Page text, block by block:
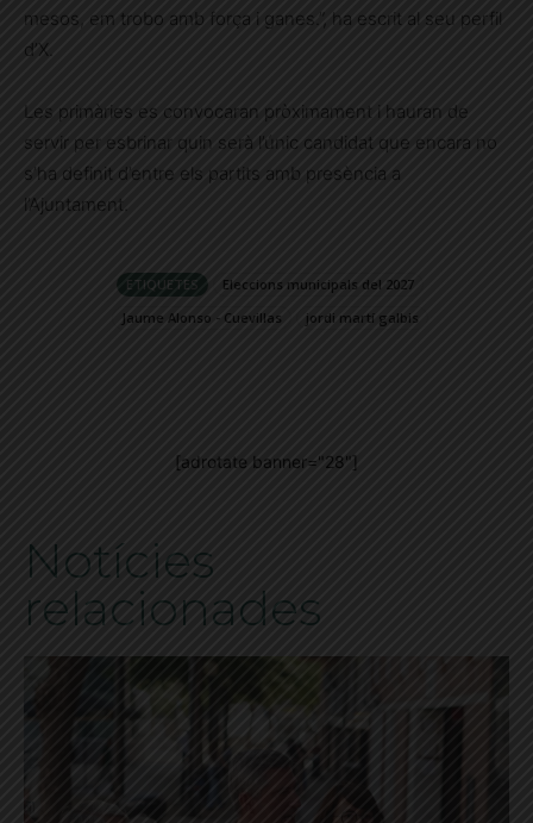
mesos, em trobo amb força i ganes.”, ha escrit al seu perfil
d’X.
Les primàries es convocaran pròximament i hauran de
servir per esbrinar quin serà l’únic candidat que encara no
s’ha definit d’entre els partits amb presència a
l’Ajuntament.
ETIQUETES
Eleccions municipals del 2027
Jaume Alonso - Cuevillas
jordi martí galbis
[adrotate banner="28"]
Notícies
relacionades